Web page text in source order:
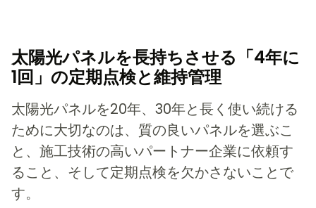
太陽光パネルを長持ちさせる「4年に
1回」の定期点検と維持管理
太陽光パネルを20年、30年と長く使い続ける
ために大切なのは、質の良いパネルを選ぶこ
と、施工技術の高いパートナー企業に依頼す
ること、そして定期点検を欠かさないことで
す。